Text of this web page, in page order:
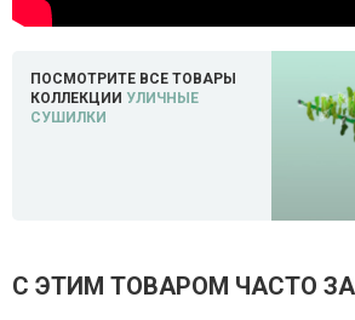
ПОСМОТРИТЕ ВСЕ ТОВАРЫ
КОЛЛЕКЦИИ УЛИЧНЫЕ
СУШИЛКИ
С ЭТИМ ТОВАРОМ ЧАСТО